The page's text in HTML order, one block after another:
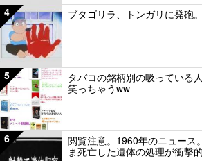
4 ブタゴリラ、トンガリに発砲
5
タバコの銘柄別の吸っている
笑っちゃうww
6
閲覧注意。1960年のニュース
ま死亡した遺体の処理が衝撃的